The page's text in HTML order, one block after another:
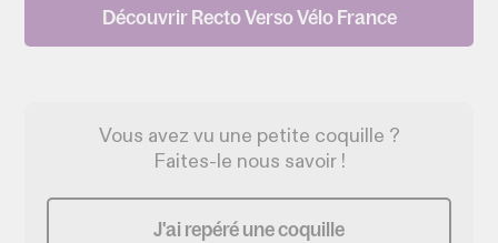
Découvrir Recto Verso Vélo France
Vous avez vu une petite coquille ?
Faites-le nous savoir !
J'ai repéré une coquille